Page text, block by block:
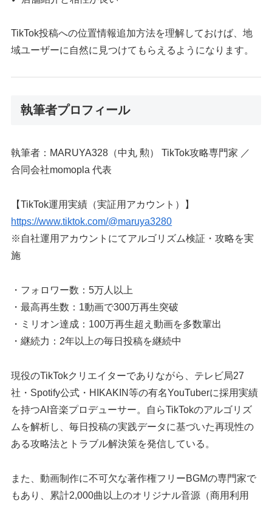
TikTok投稿への位置情報追加方法を理解しておけば、地
域ユーザーに自然に見つけてもらえるようになります。
執筆者プロフィール
執筆者：MARUYA328（中丸 勲） TikTok攻略専門家 ／
合同会社momopla 代表
【TikTok運用実績（実証用アカウント）】
https://www.tiktok.com/@maruya3280
※自社運用アカウントにてアルゴリズム検証・攻略を実
施
・フォロワー数：5万人以上
・最高再生数：1動画で300万再生突破
・ミリオン達成：100万再生超え動画を多数輩出
・継続力：2年以上の毎日投稿を継続中
現役のTikTokクリエイターでありながら、テレビ局27
社・Spotify公式・HIKAKIN等の有名YouTuberに採用実績
を持つAI音楽プロデューサー。自らTikTokのアルゴリズ
ムを解析し、毎日投稿の実践データに基づいた再現性の
ある攻略法とトラブル解決策を発信している。
また、動画制作に不可欠な著作権フリーBGMの専門家で
もあり、累計2,000曲以上のオリジナル音源（商用利用